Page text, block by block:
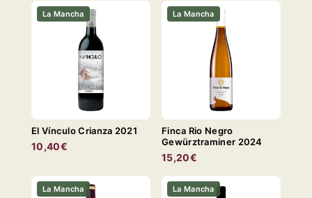
La Mancha
El Vínculo Crianza 2021
10,40€
La Mancha
Finca Rio Negro
Gewürztraminer 2024
15,20€
La Mancha La Mancha